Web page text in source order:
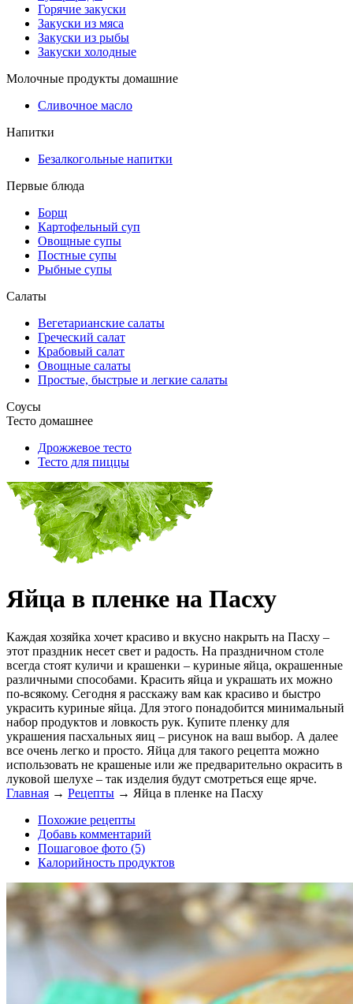
Горячие закуски
Закуски из мяса
Закуски из рыбы
Закуски холодные
Молочные продукты домашние
Сливочное масло
Напитки
Безалкогольные напитки
Первые блюда
Борщ
Картофельный суп
Овощные супы
Постные супы
Рыбные супы
Салаты
Вегетарианские салаты
Греческий салат
Крабовый салат
Овощные салаты
Простые, быстрые и легкие салаты
Соусы
Тесто домашнее
Дрожжевое тесто
Тесто для пиццы
Яйца в пленке на Пасху
Каждая хозяйка хочет красиво и вкусно накрыть на Пасху –
этот праздник несет свет и радость. На праздничном столе
всегда стоят куличи и крашенки – куриные яйца, окрашенные
различными способами. Красить яйца и украшать их можно
по-всякому. Сегодня я расскажу вам как красиво и быстро
украсить куриные яйца. Для этого понадобится минимальный
набор продуктов и ловкость рук. Купите пленку для
украшения пасхальных яиц – рисунок на ваш выбор. А далее
все очень легко и просто. Яйца для такого рецепта можно
использовать не крашеные или же предварительно окрасить в
луковой шелухе – так изделия будут смотреться еще ярче.
Главная → Рецепты → Яйца в пленке на Пасху
Похожие рецепты
Добавь комментарий
Пошаговое фото (5)
Калорийность продуктов